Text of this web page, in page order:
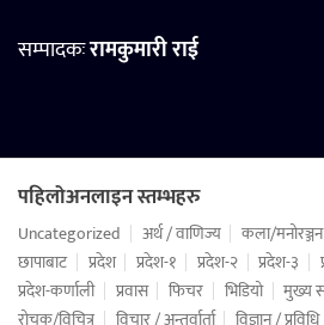
सम्पादकःरामकुमारी राई
पहिलोअनलाइन स्तम्भहरु
Uncategorized अर्थ / वाणिज्य कला/मनोरञ्जन
छापाबाट
प्रदेश प्रदेश-१ प्रदेश-२ प्रदेश-३
प्रदेश-कर्णाली
प्रवास फिचर भिडियो मुख्य